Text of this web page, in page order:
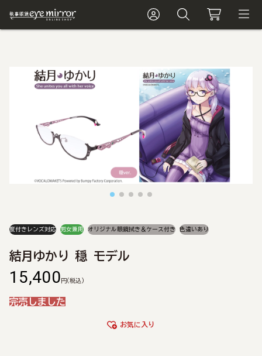
度付きレンズ対応 男女兼用 オリジナル眼鏡拭き＆ケース付き 色違いあり
結月ゆかり 穏 モデル
15,400 円 (税込)
完売しました
お気に入り